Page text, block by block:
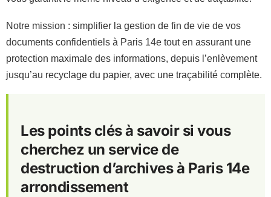
Notre mission : simplifier la gestion de fin de vie de vos
documents confidentiels à Paris 14e tout en assurant une
protection maximale des informations, depuis l’enlèvement
jusqu’au recyclage du papier, avec une traçabilité complète.
Les points clés à savoir si vous
cherchez un service de
destruction d’archives à Paris 14e
arrondissement